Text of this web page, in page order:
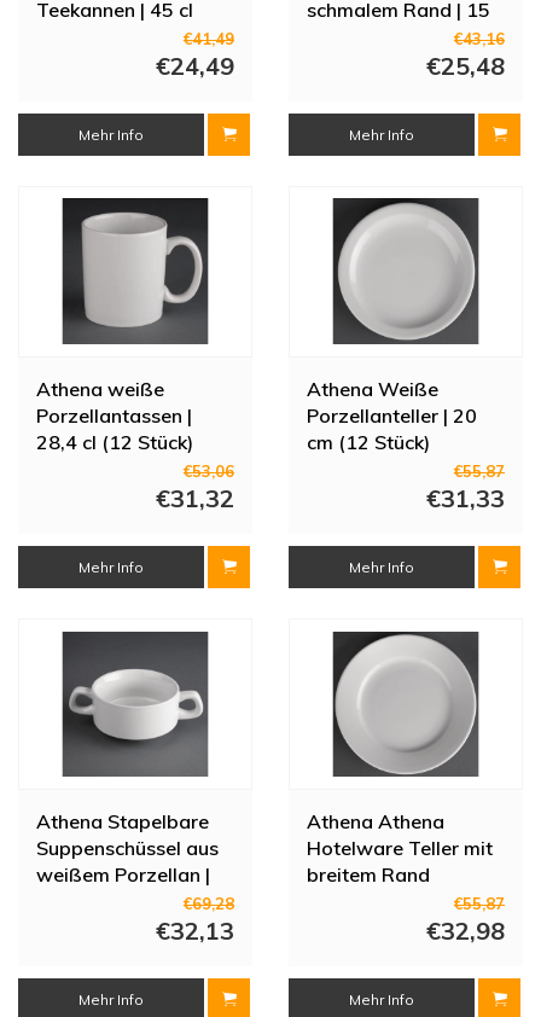
Teekannen | 45 cl
€41,49
€24,49
Mehr Info
schmalem Rand | 15
€43,16
€25,48
Mehr Info
Athena weiße
Porzellantassen |
28,4 cl (12 Stück)
€53,06
€31,32
Mehr Info
Athena Weiße
Porzellanteller | 20
cm (12 Stück)
€55,87
€31,33
Mehr Info
Athena Stapelbare
Suppenschüssel aus
weißem Porzellan |
€69,28
€32,13
Mehr Info
Athena Athena
Hotelware Teller mit
breitem Rand
€55,87
€32,98
Mehr Info